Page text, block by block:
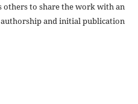
to share the work with an
and initial publication